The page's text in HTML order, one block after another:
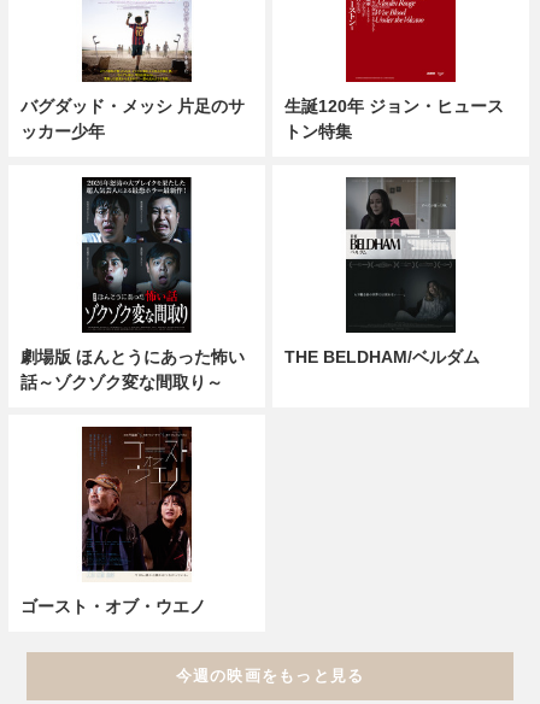
バグダッド・メッシ 片足のサ
ッカー少年
生誕120年 ジョン・ヒュース
トン特集
劇場版 ほんとうにあった怖い
話～ゾクゾク変な間取り～
THE BELDHAM/ベルダム
ゴースト・オブ・ウエノ
今週の映画をもっと見る